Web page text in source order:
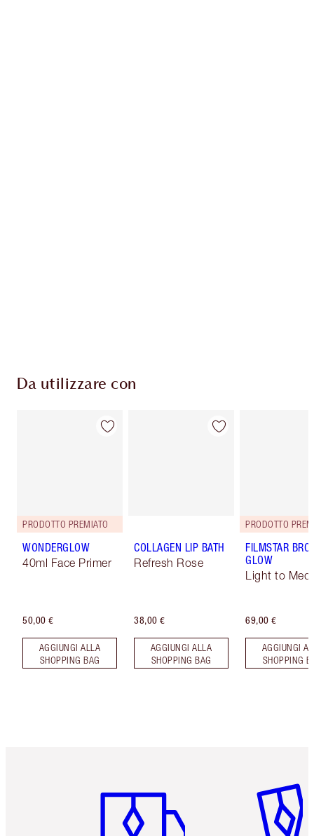
Da utilizzare con
PRODOTTO PREMIATO
WONDERGLOW
40ml Face Primer
50,00 €
AGGIUNGI ALLA
SHOPPING BAG
COLLAGEN LIP BATH
Refresh Rose
38,00 €
AGGIUNGI ALLA
SHOPPING BAG
PRODOTTO
FILMSTAR
GLOW
Light to
69,00 €
AGGIUNGI
SHOPPING